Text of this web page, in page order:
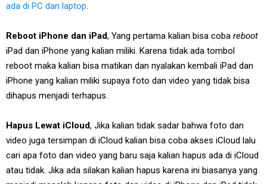
ada di PC dan laptop.
Reboot iPhone dan iPad, Yang pertama kalian bisa coba reboot
iPad dan iPhone yang kalian miliki. Karena tidak ada tombol
reboot maka kalian bisa matikan dan nyalakan kembali iPad dan
iPhone yang kalian miliki supaya foto dan video yang tidak bisa
dihapus menjadi terhapus.
Hapus Lewat iCloud, Jika kalian tidak sadar bahwa foto dan
video juga tersimpan di iCloud kalian bisa coba akses iCloud lalu
cari apa foto dan video yang baru saja kalian hapus ada di iCloud
atau tidak. Jika ada silakan kalian hapus karena ini biasanya yang